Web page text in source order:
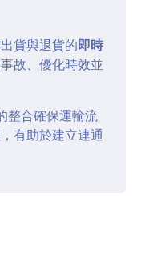
貨與退貨的即時
故、優化時效並
整合確保運輸流
有助於建立連通